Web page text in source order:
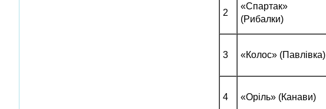
2
«Спартак»
(Рибалки)
3 «Колос» (Павлівка)
4 «Оріль» (Канави)